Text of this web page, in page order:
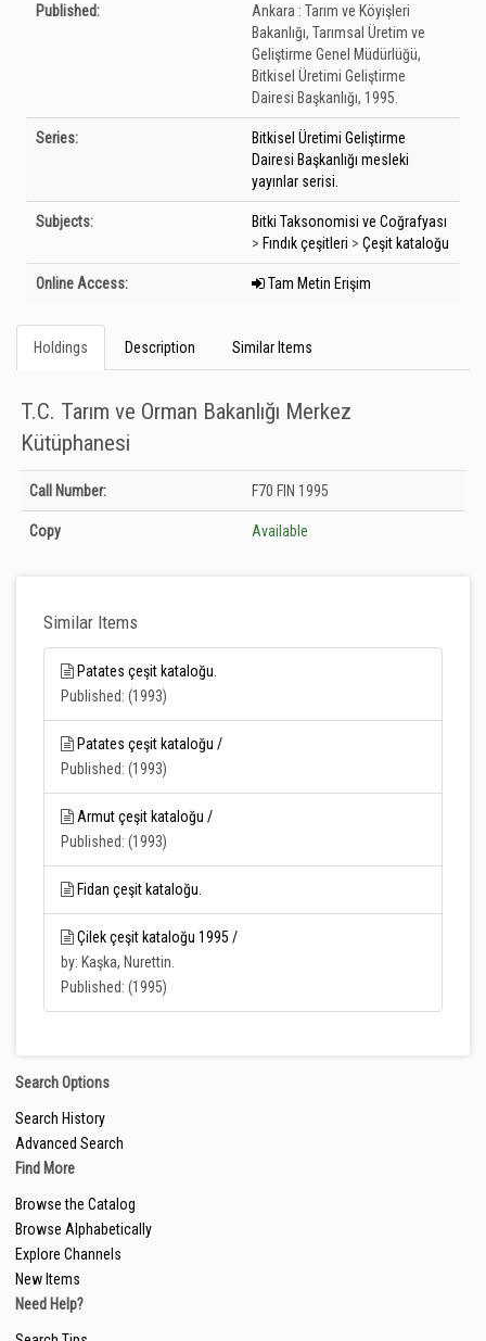
Published: Ankara : Tarım ve Köyişleri
Bakanlığı, Tarımsal Üretim ve
Geliştirme Genel Müdürlüğü,
Bitkisel Üretimi Geliştirme
Dairesi Başkanlığı, 1995.
Series:
Bitkisel Üretimi Geliştirme
Dairesi Başkanlığı mesleki
yayınlar serisi.
Subjects:
Bitki Taksonomisi ve Coğrafyası
> Fındık çeşitleri > Çeşit kataloğu
Online Access: Tam Metin Erişim
Holdings Description Similar Items
T.C. Tarım ve Orman Bakanlığı Merkez
Kütüphanesi
Holdings details from T.C. Tarım ve Orman Bakanlığı Merkez Kütüphanesi:
Unknown
Call Number: F70 FIN 1995
Copy Available
Similar Items
Patates çeşit kataloğu.
Published: (1993)
Patates çeşit kataloğu /
Published: (1993)
Armut çeşit kataloğu /
Published: (1993)
Fidan çeşit kataloğu.
Çilek çeşit kataloğu 1995 /
by: Kaşka, Nurettin.
Published: (1995)
Search Options
Search History
Advanced Search
Find More
Browse the Catalog
Browse Alphabetically
Explore Channels
New Items
Need Help?